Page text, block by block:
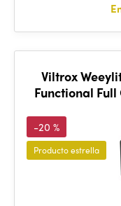
Viltrox
Functional
-20 %
Producto estrella